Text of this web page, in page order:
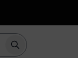
Démarrer la